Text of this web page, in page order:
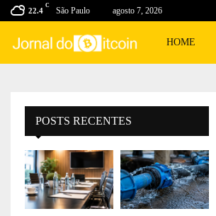
22.4
C
São Paulo agosto 7, 2026
HOME
POSTS RECENTES